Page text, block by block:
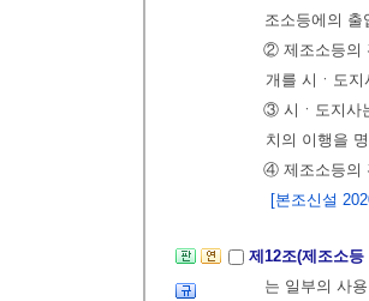
조소등에의
② 제조소등의
개를 시ㆍ도
③ 시ㆍ도지사
치의 이행을
④ 제조소등의
[본조신설
제12조(제조소
는 일부의 사